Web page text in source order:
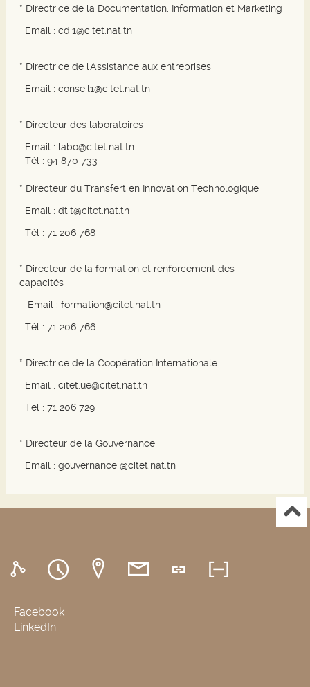
* Directrice de la Documentation, Information et Marketing
Email : cdi1@citet.nat.tn
* Directrice de l'Assistance aux entreprises
Email : conseil1@citet.nat.tn
* Directeur des laboratoires
Email : labo@citet.nat.tn
Tél : 94 870 733
* Directeur du Transfert en Innovation Technologique
Email : dtit@citet.nat.tn
Tél : 71 206 768
* Directeur de la formation et renforcement des
capacités
Email : formation@citet.nat.tn
Tél : 71 206 766
* Directrice de la Coopération Internationale
Email : citet.ue@citet.nat.tn
Tél : 71 206 729
* Directeur de la Gouvernance
Email : gouvernance @citet.nat.tn
Facebook
LinkedIn